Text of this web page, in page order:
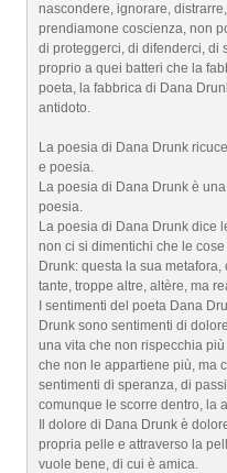
nascondere, ignorare,
prendiamone coscienza, non
di proteggerci, di difenderci, di
proprio a quei batteri che la
poeta, la fabbrica di Dana
antidoto.
La poesia di Dana Drunk
e poesia.
La poesia di Dana Drunk è
poesia.
La poesia di Dana Drunk dice
non ci si dimentichi che le
Drunk: questa la sua
tante, troppe altre, altère, ma
I sentimenti del poeta Dana
Drunk sono sentimenti di
una vita che non rispecchia
che non le appartiene più, ma
sentimenti di speranza, di
comunque le scorre dentro, la
Il dolore di Dana Drunk è
propria pelle e attraverso la
vuole bene, di cui è amica.